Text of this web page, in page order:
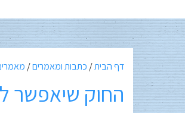
דף הבית/ כתבות ומאמרים/
החוק שיאפשר